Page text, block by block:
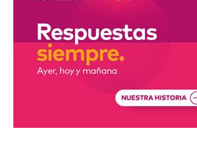
También remarcó el trabajo realizado
músicos y técnicos locales, aunque
prioridad fuepreservar la
participantesante posibles